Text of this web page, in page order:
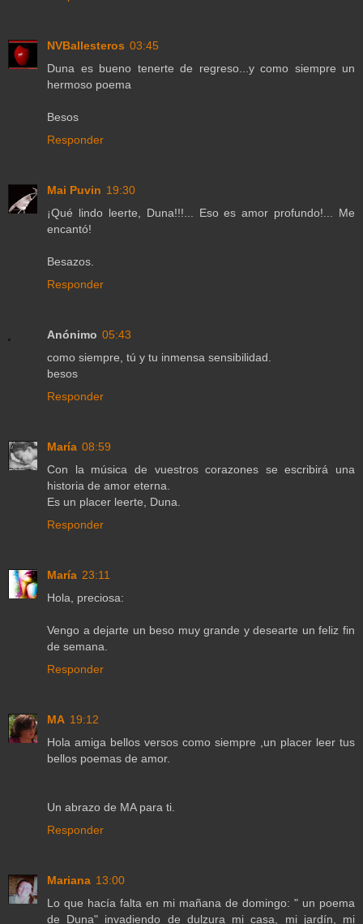
NVBallesteros 03:45
Duna es bueno tenerte de regreso...y como siempre un
hermoso poema
Besos
Responder
Mai Puvin 19:30
¡Qué lindo leerte, Duna!!!... Eso es amor profundo!... Me
encantó!
Besazos.
Responder
Anónimo 05:43
como siempre, tú y tu inmensa sensibilidad.
besos
Responder
María 08:59
Con la música de vuestros corazones se escribirá una
historia de amor eterna.
Es un placer leerte, Duna.
Responder
María 23:11
Hola, preciosa:
Vengo a dejarte un beso muy grande y desearte un feliz fin
de semana.
Responder
MA 19:12
Hola amiga bellos versos como siempre ,un placer leer tus
bellos poemas de amor.
Un abrazo de MA para ti.
Responder
Mariana 13:00
Lo que hacía falta en mi mañana de domingo: " un poema
de Duna" invadiendo de dulzura mi casa, mi jardín, mi